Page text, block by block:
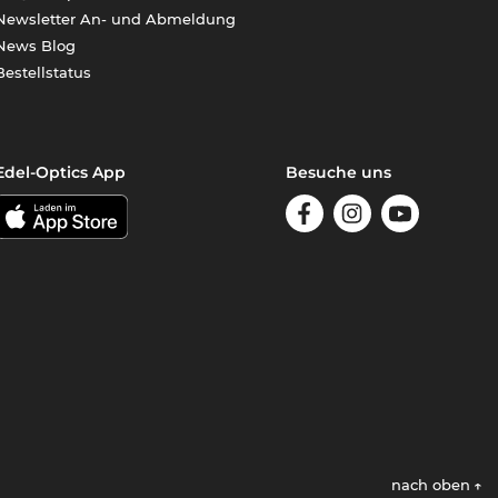
An- und Abmeldung
Blog
Optics App Besuche uns
nach oben